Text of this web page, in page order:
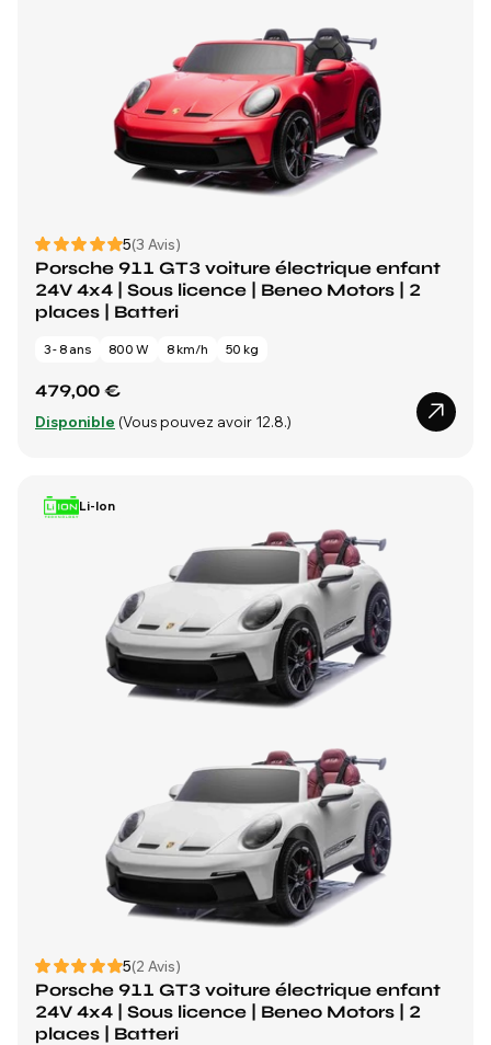
5(3 Avis)
Porsche 911 GT3 voiture électrique enfant
24V 4x4 | Sous licence | Beneo Motors | 2
places | Batteri
3 - 8 ans 800 W 8 km/h 50 kg
479,00 €
Disponible (Vous pouvez avoir 12.8.)
Li-Ion
5(2 Avis)
Porsche 911 GT3 voiture électrique enfant
24V 4x4 | Sous licence | Beneo Motors | 2
places | Batteri